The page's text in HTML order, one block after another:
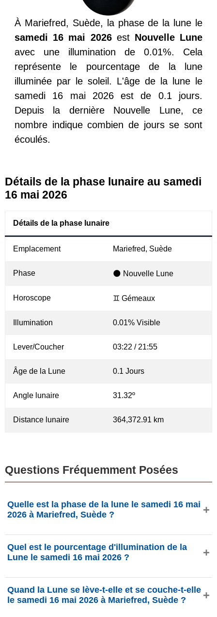
À Mariefred, Suède, la phase de la lune le
samedi 16 mai 2026est Nouvelle Lune
avec une illumination de 0.01%. Cela
représente le pourcentage de la lune
illuminée par le soleil. L'âge de la lune le
samedi 16 mai 2026 est de 0.1 jours.
Depuis la dernière Nouvelle Lune, ce
nombre indique combien de jours se sont
écoulés.
Détails de la phase lunaire au samedi
16 mai 2026
Détails de la phase lunaire
Emplacement Mariefred, Suède
Phase 🌑 Nouvelle Lune
Horoscope ♊ Gémeaux
Illumination 0.01% Visible
Lever/Coucher 03:22 / 21:55
Âge de la Lune 0.1 Jours
Angle lunaire 31.32º
Distance lunaire 364,372.91 km
Questions Fréquemment Posées
Quelle est la phase de la lune le samedi 16 mai
2026 à Mariefred, Suède ?
dans la phase Nouvelle Lune avec 0.01% d'illumination,
elle a 0.1 jours et se situe dans la constellation Taureau
Quel est le pourcentage d'illumination de la
Lune le samedi 16 mai 2026 ?
0.01%, selon phasesmoon.com.
Quand la Lune se lève-t-elle et se couche-t-elle
le samedi 16 mai 2026 à Mariefred, Suède ?